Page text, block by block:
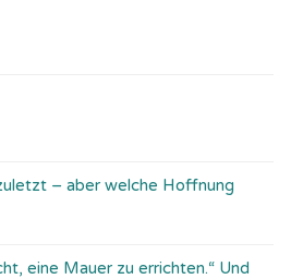
– aber welche Hoffnung
eine Mauer zu errichten.“ Und